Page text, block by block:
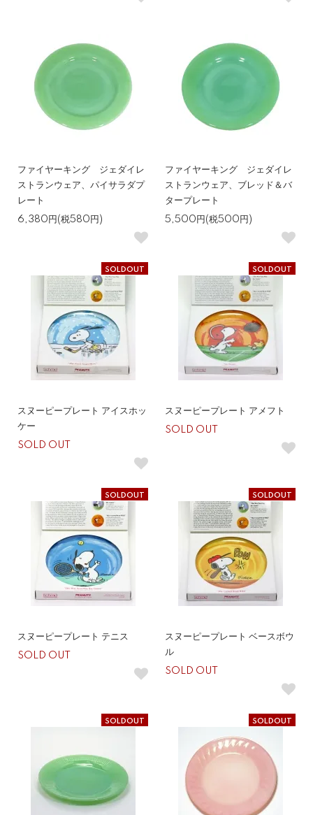
ファイヤーキング ジェダイレ
ストランウェア、パイサラダプ
レート
6,380円(税580円)
ファイヤーキング ジェダイレ
ストランウェア、ブレッド＆バ
タープレート
5,500円(税500円)
SOLDOUT
スヌーピープレート アイスホッ
ケー
SOLD OUT
SOLDOUT
スヌーピープレート アメフト
SOLD OUT
SOLDOUT
スヌーピープレート テニス
SOLD OUT
SOLDOUT
スヌーピープレート ベースボウ
ル
SOLD OUT
SOLDOUT SOLDOUT